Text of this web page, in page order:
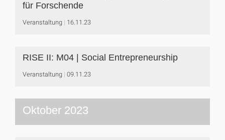
für Forschende
Veranstaltung 16.11.23
RISE II: M04 | Social Entrepreneurship
Veranstaltung 09.11.23
Oktober 2023